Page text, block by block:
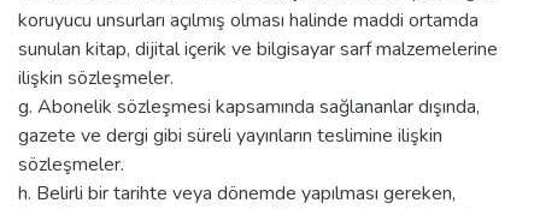
koruyucu unsurları açılmış olması halinde maddi ortamda
sunulan kitap, dijital içerik ve bilgisayar sarf malzemelerine
ilişkin sözleşmeler.
g. Abonelik sözleşmesi kapsamında sağlananlar dışında,
gazete ve dergi gibi süreli yayınların teslimine ilişkin
sözleşmeler.
h. Belirli bir tarihte veya dönemde yapılması gereken,